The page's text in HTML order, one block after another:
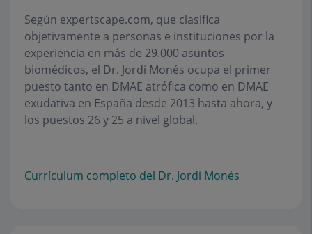
Según expertscape.com, que clasifica
objetivamente a personas e instituciones por la
experiencia en más de 29.000 asuntos
biomédicos, el Dr. Jordi Monés ocupa el primer
puesto tanto en DMAE atrófica como en DMAE
exudativa en España desde 2013 hasta ahora, y
los puestos 26 y 25 a nivel global.
Currículum completo del Dr. Jordi Monés